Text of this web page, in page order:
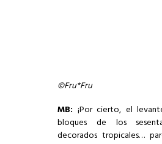
©Fru*Fru
MB: ¡Por cierto, el
bloques de los
decorados tropicales…